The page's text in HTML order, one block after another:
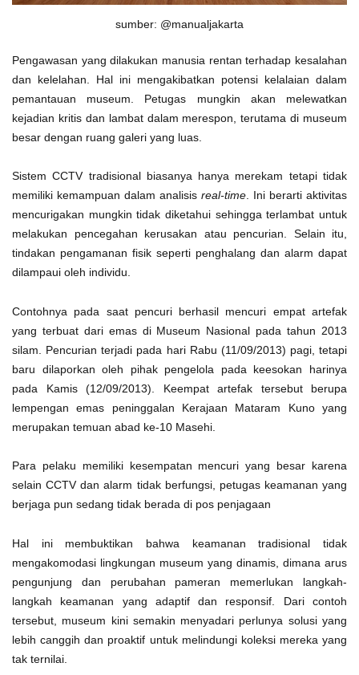
sumber: @manualjakarta
Pengawasan yang dilakukan manusia rentan terhadap kesalahan
dan kelelahan. Hal ini mengakibatkan potensi kelalaian dalam
pemantauan museum. Petugas mungkin akan melewatkan
kejadian kritis dan lambat dalam merespon, terutama di museum
besar dengan ruang galeri yang luas.
Sistem CCTV tradisional biasanya hanya merekam tetapi tidak
memiliki kemampuan dalam analisis real-time . Ini berarti aktivitas
mencurigakan mungkin tidak diketahui sehingga terlambat untuk
melakukan pencegahan kerusakan atau pencurian. Selain itu,
tindakan pengamanan fisik seperti penghalang dan alarm dapat
dilampaui oleh individu.
Contohnya pada saat pencuri berhasil mencuri empat artefak
yang terbuat dari emas di Museum Nasional pada tahun 2013
silam. Pencurian terjadi pada hari Rabu (11/09/2013) pagi, tetapi
baru dilaporkan oleh pihak pengelola pada keesokan harinya
pada Kamis (12/09/2013). Keempat artefak tersebut berupa
lempengan emas peninggalan Kerajaan Mataram Kuno yang
merupakan temuan abad ke-10 Masehi.
Para pelaku memiliki kesempatan mencuri yang besar karena
selain CCTV dan alarm tidak berfungsi, petugas keamanan yang
berjaga pun sedang tidak berada di pos penjagaan
Hal ini membuktikan bahwa keamanan tradisional tidak
mengakomodasi lingkungan museum yang dinamis, dimana arus
pengunjung dan perubahan pameran memerlukan langkah-
langkah keamanan yang adaptif dan responsif. Dari contoh
tersebut, museum kini semakin menyadari perlunya solusi yang
lebih canggih dan proaktif untuk melindungi koleksi mereka yang
tak ternilai.